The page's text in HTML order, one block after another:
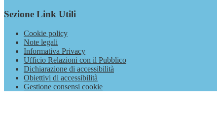
Sezione Link Utili
Cookie policy
Note legali
Informativa Privacy
Ufficio Relazioni con il Pubblico
Dichiarazione di accessibilità
Obiettivi di accessibilità
Gestione consensi cookie